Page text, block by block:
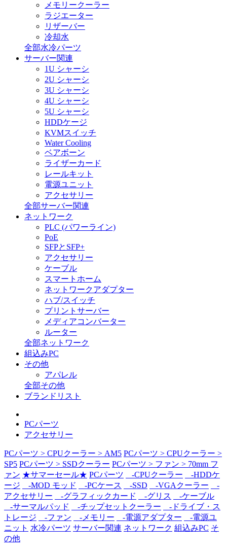
メモリークーラー
ラジエーター
リザーバー
冷却水
全部水冷パーツ
サーバー関連
1U シャーシ
2U シャーシ
3U シャーシ
4U シャーシ
5U シャーシ
HDDケージ
KVMスイッチ
Water Cooling
ベアボーン
ライザーカード
レールキット
電源ユニット
アクセサリー
全部サーバー関連
ネットワーク
PLC (パワーライン)
PoE
SFPとSFP+
アクセサリー
ケーブル
スマートホーム
ネットワークアダプター
ハブ/スイッチ
プリントサーバー
メディアコンバーター
ルーター
全部ネットワーク
組込みPC
その他
アパレル
全部その他
ブランドリスト
PCパーツ
アクセサリー
PCパーツ > CPUクーラー > AM5 PCパーツ > CPUクーラー >
SP5 PCパーツ > SSDクーラー PCパーツ > ファン > 70mm フ
ァン ★サマーセール★ PCパーツ -CPUクーラー
-HDDケ
ージ
-MOD モッド -PCケース -SSD -VGAクーラー
-
アクセサリー
-グラフィックカード -グリス
-ケーブル
-サーマルパッド
-チップセットクーラー
-ドライブ・ス
トレージ
-ファン -メモリー -電源アダプター
-電源ユ
ニット 水冷パーツ サーバー関連 ネットワーク 組込みPC そ
の他